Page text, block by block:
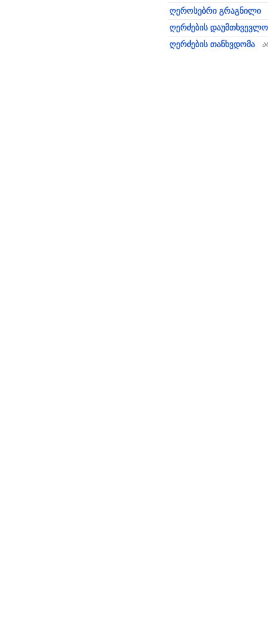
ღეროსებრი გრაგნილი
ღერძების
ღერძების თანხვდომა